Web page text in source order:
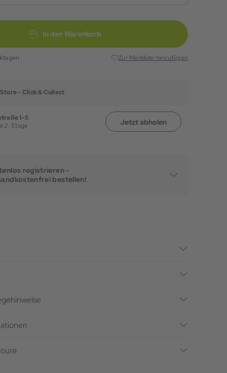
In den Warenkorb
Zur Merkliste hinzufügen
- Click & Collect
1-5
2. Etage Jetzt abholen
registrieren -
bestellen!